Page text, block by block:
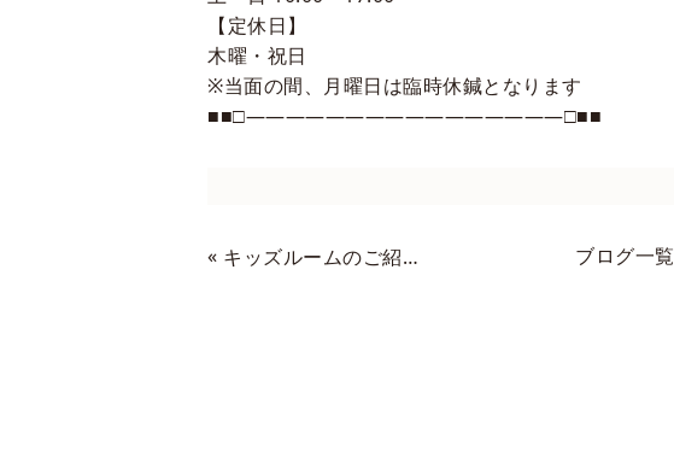
【定休日】
木曜・祝日
※当面の間、月曜日は臨時休鍼となります
■■□――――――――――――――――□■■
« キッズルームのご紹介 ブログ一覧